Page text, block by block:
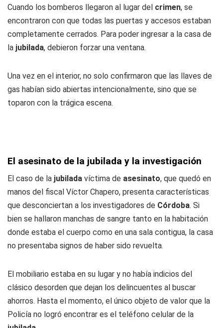
Cuando los bomberos llegaron al lugar del crimen, se
encontraron con que todas las puertas y accesos estaban
completamente cerrados. Para poder ingresar a la casa de
la jubilada, debieron forzar una ventana.
Una vez en el interior, no solo confirmaron que las llaves de
gas habían sido abiertas intencionalmente, sino que se
toparon con la trágica escena.
El asesinato de la jubilada y la investigación
El caso de la jubilada víctima de asesinato, que quedó en
manos del fiscal Víctor Chapero, presenta características
que desconciertan a los investigadores de Córdoba. Si
bien se hallaron manchas de sangre tanto en la habitación
donde estaba el cuerpo como en una sala contigua, la casa
no presentaba signos de haber sido revuelta.
El mobiliario estaba en su lugar y no había indicios del
clásico desorden que dejan los delincuentes al buscar
ahorros. Hasta el momento, el único objeto de valor que la
Policía no logró encontrar es el teléfono celular de la